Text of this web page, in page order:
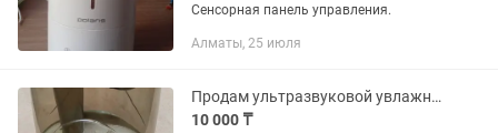
Сенсорная панель управления.
Алматы, 25 июля
Продам ультразвуковой увлажнитель воздуха Sinbo
10 000 ₸